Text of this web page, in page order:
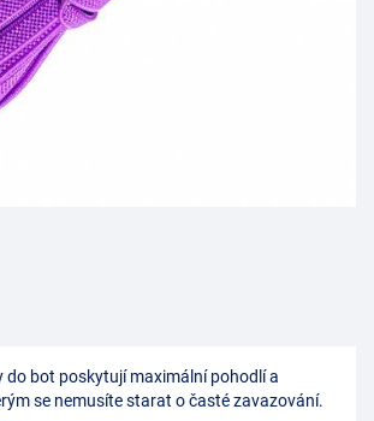
do bot poskytují maximální pohodlí a
se nemusíte starat o časté zavazování.